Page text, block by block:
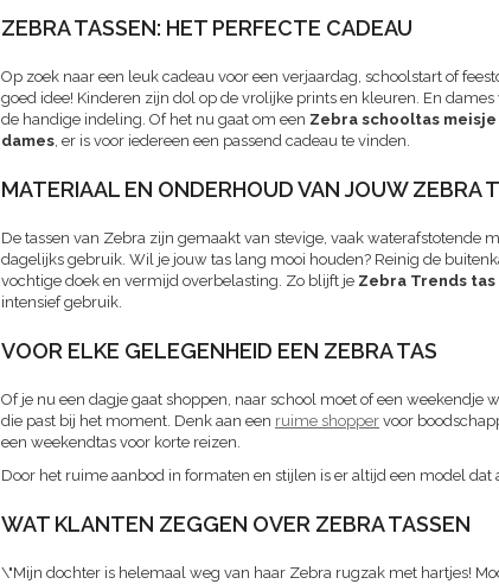
ZEBRA TASSEN: HET PERFECTE CADEAU
Op zoek naar een leuk cadeau voor een verjaardag, schoolstart of
goed idee! Kinderen zijn dol op de vrolijke prints en kleuren. En
de handige indeling. Of het nu gaat om een Zebra schooltas meisje
dames, er is voor iedereen een passend cadeau te vinden.
MATERIAAL EN ONDERHOUD VAN JOUW ZEBRA
De tassen van Zebra zijn gemaakt van stevige, vaak waterafstotende
dagelijks gebruik. Wil je jouw tas lang mooi houden? Reinig de
vochtige doek en vermijd overbelasting. Zo blijft je Zebra Trends tas
intensief gebruik.
VOOR ELKE GELEGENHEID EEN ZEBRA TAS
Of je nu een dagje gaat shoppen, naar school moet of een weekendje
die past bij het moment. Denk aan een ruime shopper voor
een weekendtas voor korte reizen.
Door het ruime aanbod in formaten en stijlen is er altijd een model dat
WAT KLANTEN ZEGGEN OVER ZEBRA TASSEN
\"Mijn dochter is helemaal weg van haar Zebra rugzak met hartjes!